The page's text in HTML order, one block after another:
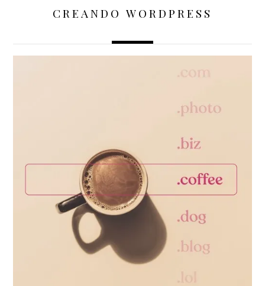
CREANDO WORDPRESS